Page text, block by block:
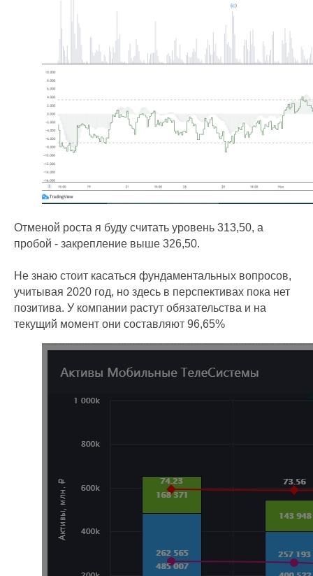
Отменой роста я буду считать уровень 313,50, а
пробой - закрепление выше 326,50.
Не знаю стоит касаться фундаментальных вопросов,
учитывая 2020 год, но здесь в перспективах пока нет
позитива. У компании растут обязательства и на
текущий момент они составляют 96,65%